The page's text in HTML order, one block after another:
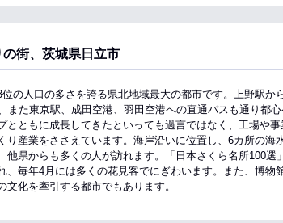
街、茨城県日立市
位の人口の多さを誇る県北地域最大の都市です。上野駅か
また東京駅、成田空港、羽田空港への直通バスも通り都
とともに成長してきたといっても過言ではなく、工場や
り産業をささえています。海岸沿いに位置し、6カ所の海
他県からも多くの人が訪れます。「日本さくら名所100
、毎年4月には多くの花見客でにぎわいます。また、博物
文化を牽引する都市でもあります。